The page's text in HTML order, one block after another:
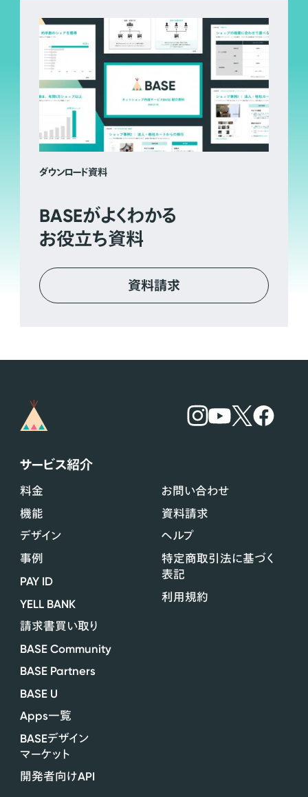
ダウンロード資料
BASEがよくわかる
お役立ち資料
資料請求
サービス紹介
料金
機能
デザイン
事例
PAY ID
YELL BANK
請求書買い取り
BASE Community
BASE Partners
BASE U
Apps一覧
BASEデザイン
マーケット
開発者向けAPI
お問い合わせ
資料請求
ヘルプ
特定商取引法に基づく
表記
利用規約